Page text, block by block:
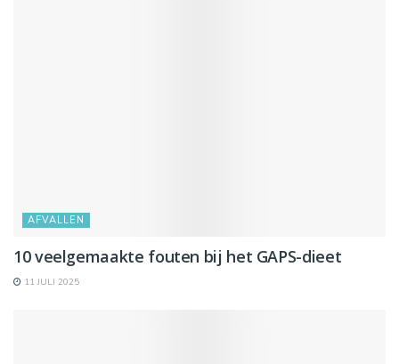
AFVALLEN
10 veelgemaakte fouten bij het GAPS-dieet
11 JULI 2025